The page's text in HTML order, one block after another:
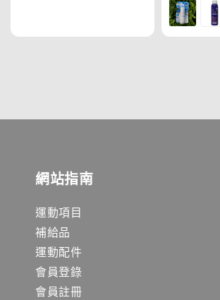
網站指南
運動項目
補給品
運動配件
會員登錄
會員註冊